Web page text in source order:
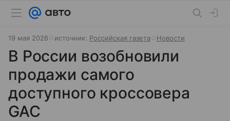
19 мая 2026 источник: Российская газета Новости
В России возобновили
продажи самого
доступного кроссовера
GAC